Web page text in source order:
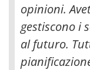
opinioni.
gestiscono i
al futuro.